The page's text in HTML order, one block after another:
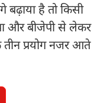
है तो किसी
और बीजेपी से लेकर
प्रयोग नजर आते